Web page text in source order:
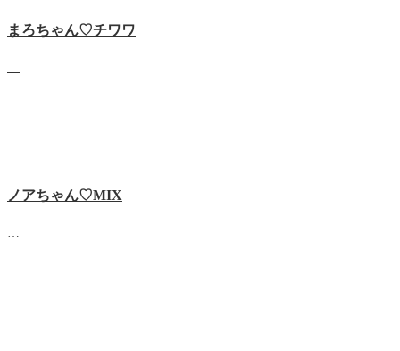
まろちゃん♡チワワ
ノアちゃん♡‬MIX